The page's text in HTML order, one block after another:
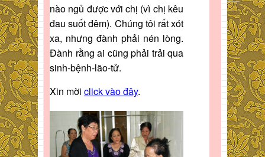
nào ngủ được với chị (vì chị kêu
đau suốt đêm). Chúng tôi rất xót
xa, nhưng đành phải nén lòng.
Đành rằng ai cũng phải trải qua
sinh-bệnh-lão-tử.
Xin mời click vào đây.